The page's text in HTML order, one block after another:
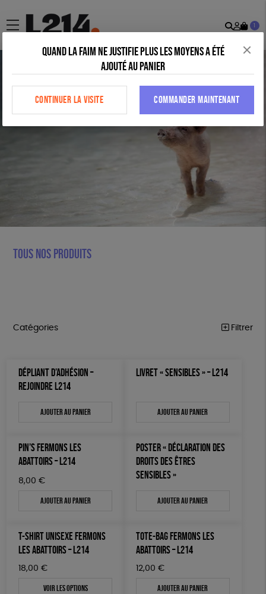
menu
Mon
1
Tous nos produits
Catégories Filtrer
OUTILS MILITANTS
CARTES
BROCHURES
OUTILS ÉDUCATIFS
AUTRES OUTILS ÉDUCATIFS
Par défaut
Nouveauté
Disponibilité
Prix
0 € - 50 €
100 € - 150 €
150 € - 200 €
DÉPLIANT D’ADHÉSION –
REJOINDRE L214
Ajouter au panier
LIVRET « SENSIBLES » – L214
Ajouter au panier
PIN’S FERMONS LES
ABATTOIRS – L214
8,00 €
Ajouter au panier
POSTER « DÉCLARATION DES
DROITS DES ÊTRES
SENSIBLES »
Ajouter au panier
T-SHIRT UNISEXE FERMONS
LES ABATTOIRS – L214
18,00 €
Voir les options
TOTE-BAG FERMONS LES
ABATTOIRS – L214
12,00 €
Ajouter au panier
Quand la faim ne justifie plus les moyens a été
ajouté au panier
CONTINUER LA VISITE COMMANDER MAINTENANT